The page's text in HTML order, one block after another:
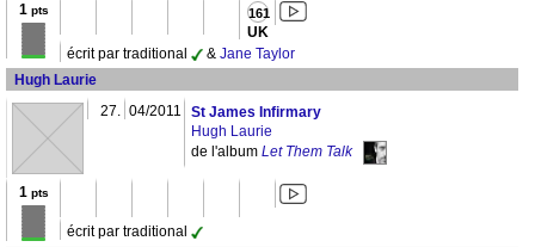
1 pts
161
UK
écrit par traditional & Jane Taylor
Hugh Laurie
27. 04/2011
St James Infirmary
Hugh Laurie
de l'album Let Them Talk
1 pts
écrit par traditional